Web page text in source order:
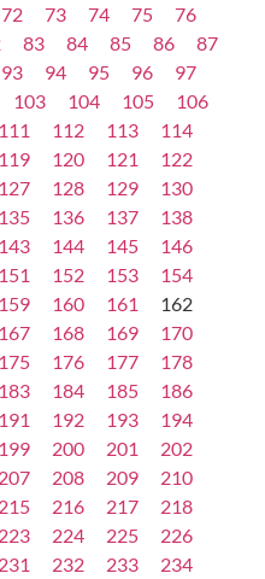
72 73 74 75
76
83 84 85 86
87
93 94 95 96
97
103 104 105
106
111 112 113
114
119 120 121
122
127 128 129
130
135 136 137
138
143 144 145
146
151 152 153
154
159 160 161
162
167 168 169
170
175 176 177
178
183 184 185
186
191 192 193
194
199 200 201
202
207 208 209
210
215 216 217
218
223 224 225
226
231 232 233
234